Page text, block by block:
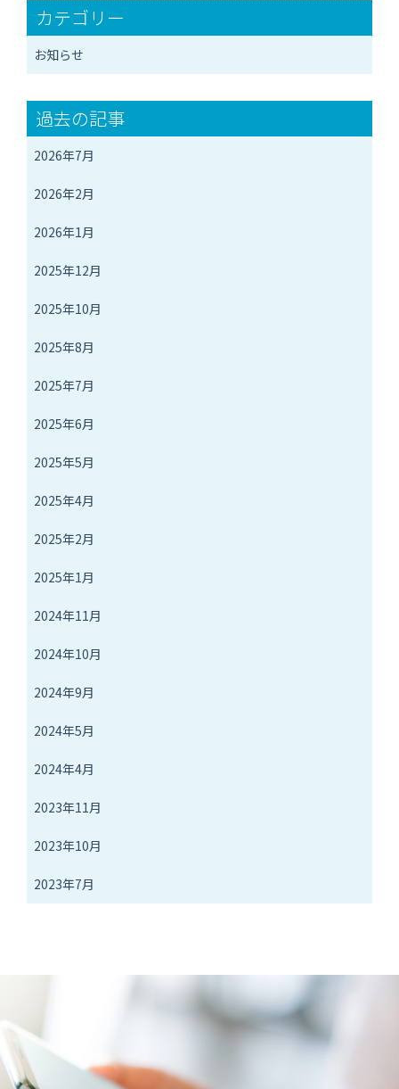
カテゴリー
お知らせ
過去の記事
2026年7月
2026年2月
2026年1月
2025年12月
2025年10月
2025年8月
2025年7月
2025年6月
2025年5月
2025年4月
2025年2月
2025年1月
2024年11月
2024年10月
2024年9月
2024年5月
2024年4月
2023年11月
2023年10月
2023年7月